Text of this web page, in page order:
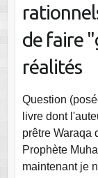
de faire
réalités
Question
livre dont
prêtre Waraqa
Prophète
maintenant je